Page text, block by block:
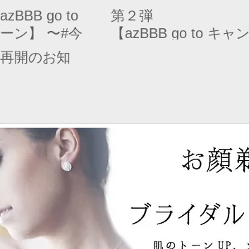
go to
ン】 〜#今
にできる
第２弾
【azBBB go to キャン
開のお知